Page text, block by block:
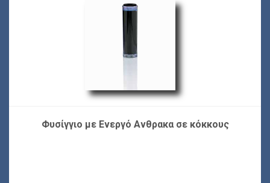
Φυσίγγιο με Ενεργό Ανθρακα σε κόκκους